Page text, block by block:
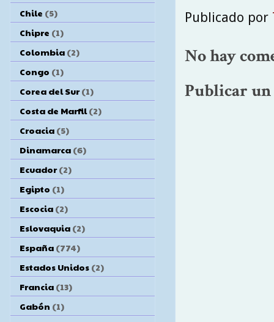
Publicado por
No hay
Publicar
Chile (5)
Chipre (1)
Colombia (2)
Congo (1)
Corea del Sur (1)
Costa de Marfil (2)
Croacia (5)
Dinamarca (6)
Ecuador (2)
Egipto (1)
Escocia (2)
Eslovaquia (2)
España (774)
Estados Unidos (2)
Francia (13)
Gabón (1)